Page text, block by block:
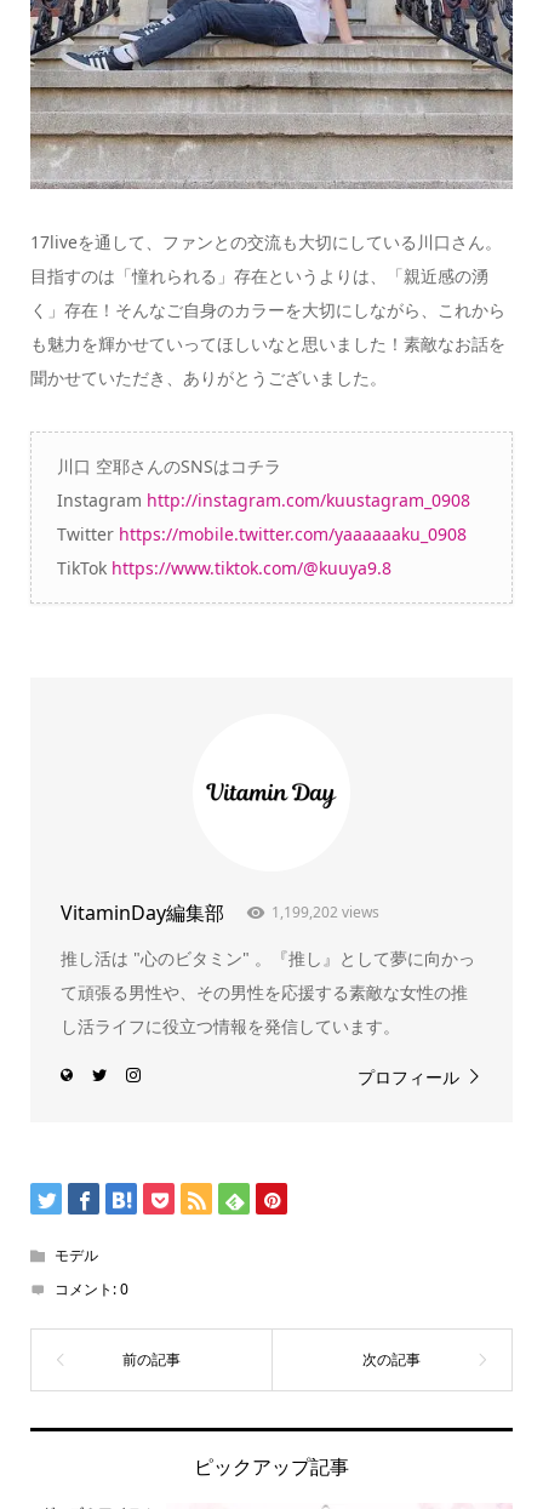
17liveを通して、ファンとの交流も大切にしている川口さん。
目指すのは「憧れられる」存在というよりは、「親近感の湧
く」存在！そんなご自身のカラーを大切にしながら、これから
も魅力を輝かせていってほしいなと思いました！素敵なお話を
聞かせていただき、ありがとうございました。
川口 空耶さんのSNSはコチラ
Instagram http://instagram.com/kuustagram_0908
Twitter https://mobile.twitter.com/yaaaaaaku_0908
TikTok https://www.tiktok.com/@kuuya9.8
VitaminDay編集部 1,199,202 views
推し活は "心のビタミン" 。『推し』として夢に向かっ
て頑張る男性や、その男性を応援する素敵な女性の推
し活ライフに役立つ情報を発信しています。
プロフィール
モデル
コメント:0
ピックアップ記事